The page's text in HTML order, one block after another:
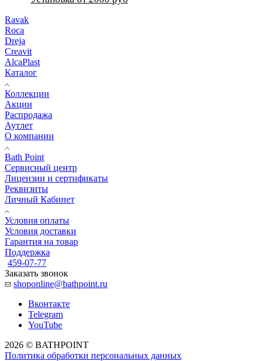
Ravak
Roca
Dreja
Creavit
AlcaPlast
Каталог
Коллекции
Акции
Распродажа
Аутлет
О компании
Bath Point
Сервисный центр
Лицензии и сертификаты
Реквизиты
Личный Кабинет
Условия оплаты
Условия доставки
Гарантия на товар
Поддержка
459-07-77
Заказать звонок
shoponline@bathpoint.ru
Вконтакте
Telegram
YouTube
2026 © BATHPOINT
Политика обработки персональных данных